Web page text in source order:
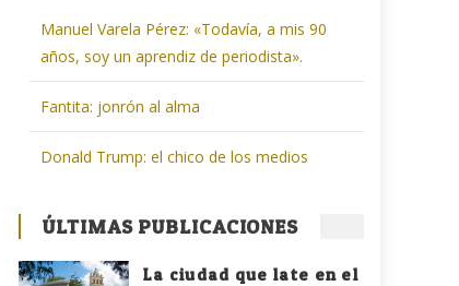
Manuel Varela Pérez: «Todavía, a mis 90
años, soy un aprendiz de periodista».
Fantita: jonrón al alma
Donald Trump: el chico de los medios
ÚLTIMAS PUBLICACIONES
La ciudad que late en el